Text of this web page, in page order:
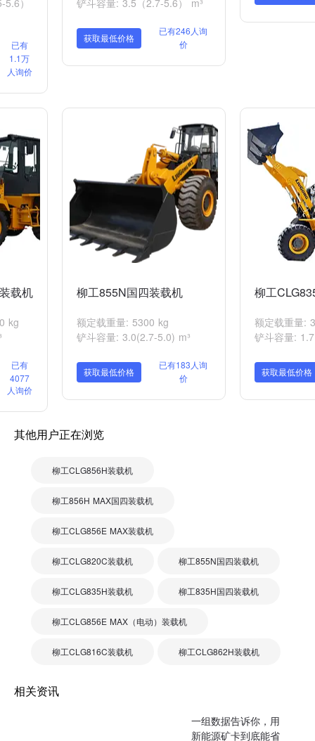
）
已有
1.1万
人询价
铲斗容量: 3.5（2.7-5.6） m³
获取最低价格
已有246人询
价
载机
kg
已有
4077
人询价
柳工855N国四装载机
额定载重量: 5300 kg
铲斗容量: 3.0(2.7-5.0) m³
获取最低价格
已有183人询
价
柳工
额定载重量:
铲斗容量:
获取最低价格
其他用户正在浏览
柳工CLG856H装载机
柳工856H MAX国四装载机
柳工CLG856E MAX装载机
柳工CLG820C装载机 柳工855N国四装载机
柳工CLG835H装载机 柳工835H国四装载机
柳工CLG856E MAX（电动）装载机
柳工CLG816C装载机 柳工CLG862H装载机
相关资讯
一组数据告诉你，用
新能源矿卡到底能省